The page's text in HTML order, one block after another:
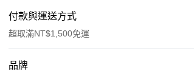
付款與運送方式
超取滿NT$1,500免運
付款方式
品牌